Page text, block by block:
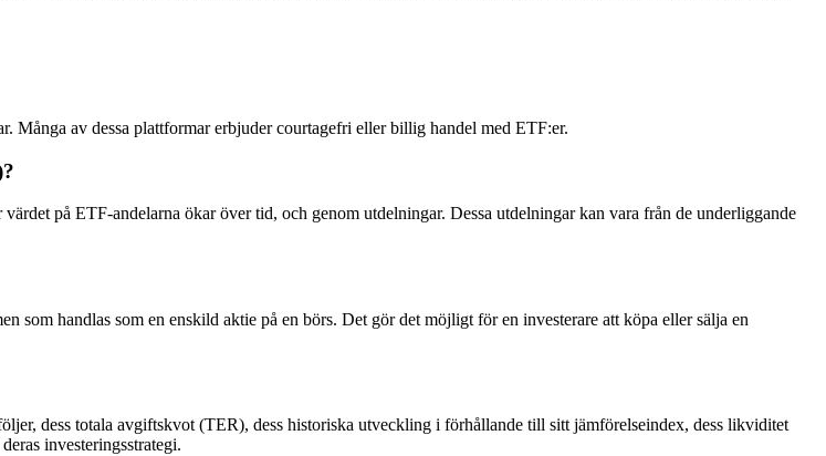
Många av dessa plattformar erbjuder courtagefri eller billig handel med ETF:er.
på ETF-andelarna ökar över tid, och genom utdelningar. Dessa utdelningar kan vara från de underliggande
som handlas som en enskild aktie på en börs. Det gör det möjligt för en investerare att köpa eller sälja en
dess totala avgiftskvot (TER), dess historiska utveckling i förhållande till sitt jämförelseindex, dess likviditet
investeringsstrategi.